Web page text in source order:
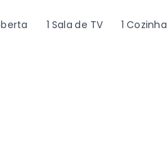
1 Sala de TV
1 Cozinha